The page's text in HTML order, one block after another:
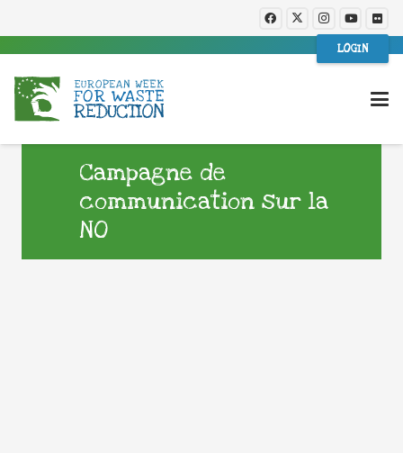
LOGIN
Campagne de
communication sur la
NO